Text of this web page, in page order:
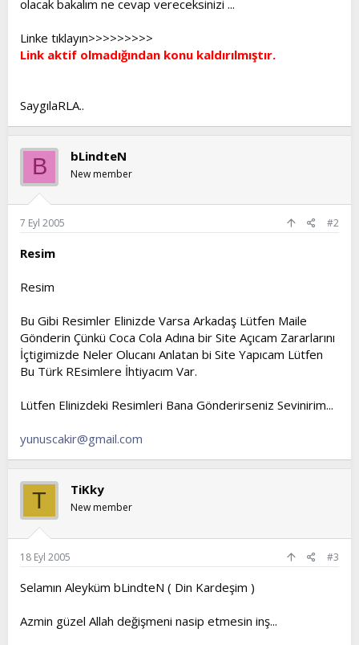
t
n
i
i
olacak bakalım ne cevap vereceksinizi ...
Linke tıklayın>>>>>>>>>
Link aktif olmadığından konu kaldırılmıştır.
SaygılaRLA..
B bLindteN
New member
7 Eyl 2005 #2
Resim
Resim
Bu Gibi Resimler Elinizde Varsa Arkadaş Lütfen Maile
Gönderin Çünkü Coca Cola Adına bir Site Açıcam Zararlarını
İçtigimizde Neler Olucanı Anlatan bi Site Yapıcam Lütfen
Bu Türk REsimlere İhtiyacım Var.
Lütfen Elinizdeki Resimleri Bana Gönderirseniz Sevinirim...
yunuscakir@gmail.com
T TiKky
New member
18 Eyl 2005 #3
Selamın Aleyküm bLindteN ( Din Kardeşim )
Azmin güzel Allah değişmeni nasip etmesin inş...